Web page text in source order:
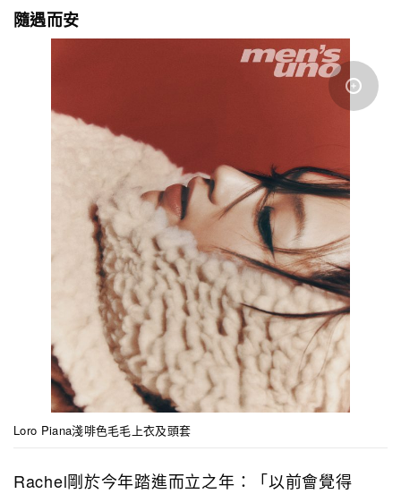
隨遇而安
Loro Piana淺啡色毛毛上衣及頭套
Rachel剛於今年踏進而立之年：「以前會覺得